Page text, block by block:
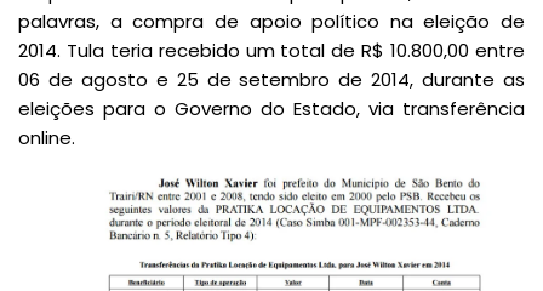
palavras, a compra de apoio político na eleição de
2014. Tula teria recebido um total de R$ 10.800,00 entre
06 de agosto e 25 de setembro de 2014, durante as
eleições para o Governo do Estado, via transferência
online.